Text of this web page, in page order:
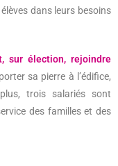
dans leurs besoins
sur élection, rejoindre
sa pierre à l’édifice,
trois salariés sont
des familles et des